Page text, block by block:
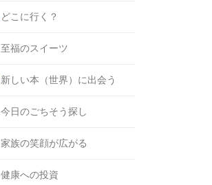
どこに行く？
至福のスイーツ
新しい本（世界）に出会う
今日のごちそう探し
家族の笑顔が広がる
健康への投資